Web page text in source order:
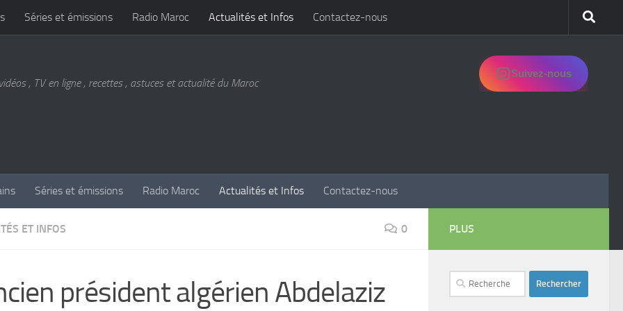
Séries et émissions Radio Maroc Actualités et Infos Contactez-nous
, TV en ligne , recettes , astuces et actualité du Maroc
Suivez-nous
Séries et émissions Radio Maroc Actualités et Infos Contactez-nous
ET INFOS 0
président algérien Abdelaziz
PLUS
Rechercher :